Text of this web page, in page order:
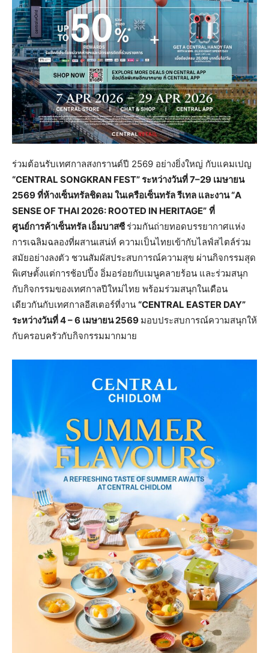
ร่วมต้อนรับเทศกาลสงกรานต์ปี 2569 อย่างยิ่งใหญ่ กับแคมเปญ
“CENTRAL SONGKRAN FEST”ระหว่างวันที่7–29 เมษายน
2569ที่ห้างเซ็นทรัลชิดลม ในเครือเซ็นทรัล รีเทล และงาน“A
SENSE OF THAI 2026: ROOTED IN HERITAGE” ที่
ศูนย์การค้าเซ็นทรัล เอ็มบาสซีร่วมกันถ่ายทอดบรรยากาศแห่ง
การเฉลิมฉลองที่ผสานเสน่ห์ ความเป็นไทยเข้ากับไลฟ์สไตล์ร่วม
สมัยอย่างลงตัว ชวนสัมผัสประสบการณ์ความสุข ผ่านกิจกรรมสุด
พิเศษตั้งแต่การช้อปปิ้ง อิ่มอร่อยกับเมนูคลายร้อน และร่วมสนุก
กับกิจกรรมของเทศกาลปีใหม่ไทย พร้อมร่วมสนุกในเดือน
เดียวกันกับเทศกาลอีสเตอร์ที่งาน “CENTRAL EASTER DAY”
ระหว่างวันที่4 – 6 เมษายน2569 มอบประสบการณ์ความสนุกให้
กับครอบครัวกับกิจกรรมมากมาย